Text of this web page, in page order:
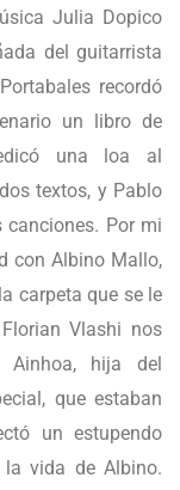
Julia Dopico
del guitarrista
recordó
un libro de
una loa al
textos, y Pablo
Por mi
con Albino Mallo,
carpeta que se le
Vlashi nos
Ainhoa, hija del
que estaban
un estupendo
vida de Albino.